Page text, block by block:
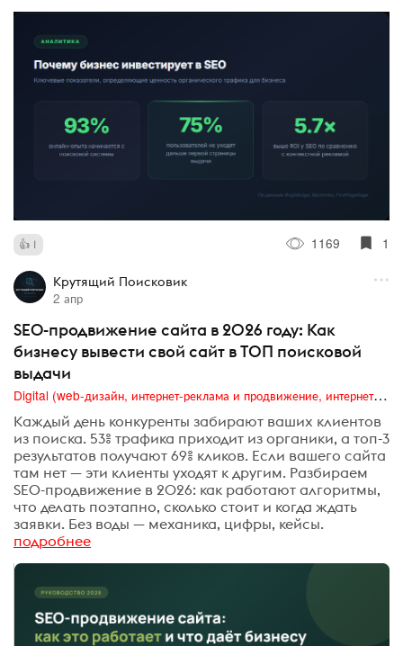
1 1169 1
Крутящий Поисковик
2 апр
SEO-продвижение сайта в 2026 году: Как
бизнесу вывести свой сайт в ТОП поисковой
выдачи
Digital (web-дизайн, интернет-реклама и продвижение, интернет-сообщества и блоги, интернет-коммуникации, мобильный маркетинг, реклама на цифровых экранах)
Каждый день конкуренты забирают ваших клиентов
из поиска. 53% трафика приходит из органики, а топ-3
результатов получают 69% кликов. Если вашего сайта
там нет — эти клиенты уходят к другим. Разбираем
SEO-продвижение в 2026: как работают алгоритмы,
что делать поэтапно, сколько стоит и когда ждать
заявки. Без воды — механика, цифры, кейсы.
подробнее